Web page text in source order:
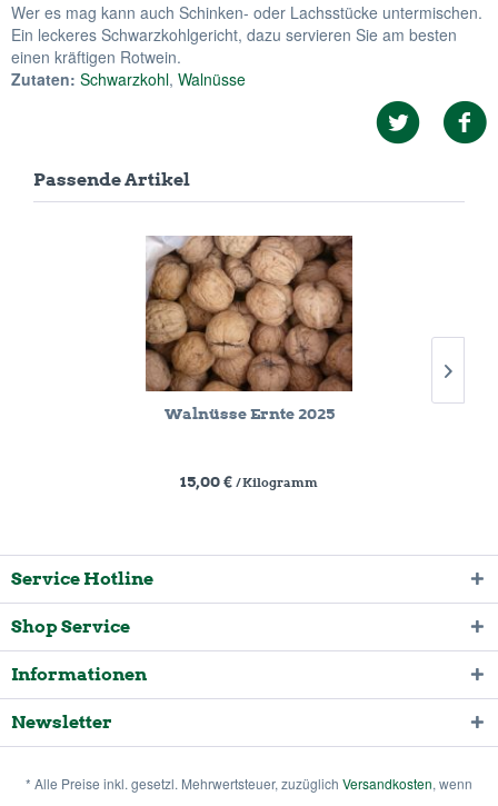
Wer es mag kann auch Schinken- oder Lachsstücke untermischen.
Ein leckeres Schwarzkohlgericht, dazu servieren Sie am besten
einen kräftigen Rotwein.
Zutaten: Schwarzkohl, Walnüsse
Passende Artikel
Walnüsse Ernte 2025
15,00 € / Kilogramm
Service Hotline
Shop Service
Informationen
Newsletter
* Alle Preise inkl. gesetzl. Mehrwertsteuer, zuzüglich Versandkosten, wenn